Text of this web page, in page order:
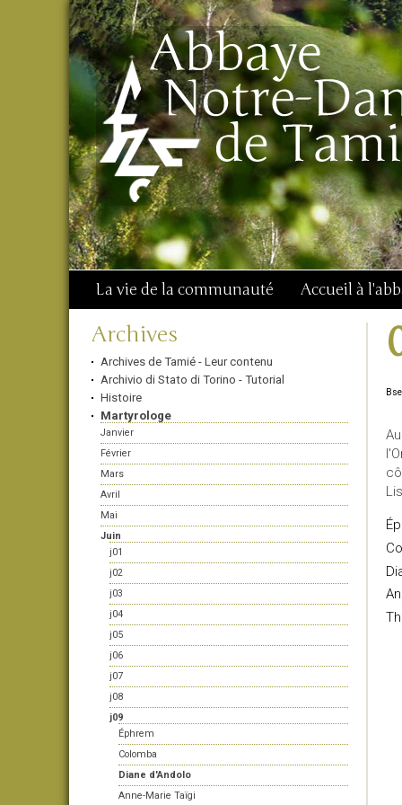
Aller
au
contenu.
|
Aller
à
navigation
Outils
personnels
Chercher par
Recherche
avancée…
La vie de la communauté Accueil à
Navigation
Archives
Archives de Tamié - Leur contenu
Archivio di Stato di Torino - Tutorial
Histoire
Martyrologe
Janvier
Février
Mars
Avril
Mai
Juin
j01
j02
j03
j04
j05
j06
j07
j08
j09
Éphrem
Colomba
Diane d'Andolo
Anne-Marie Taïgi